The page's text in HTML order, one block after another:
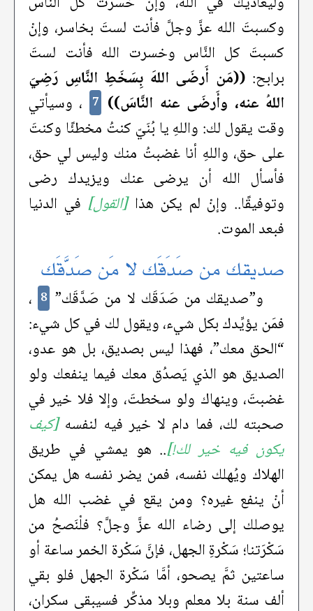
وكسبتَ الله عزَّ وجلَّ فأنت لستَ بخاسر، وإنْ
كسبتَ كل النَّاس وخسرت الله فأنت لستَ
برابح: ((مَن أَرضَى اللهَ بِسَخَطِ النَّاسِ رَضِيَ
اللهُ عنه، وأَرضَى عنه النَّاسَ)) 7 ، وسيأتي
وقت يقول لك: واللهِ يا بُنَيّ كنتُ مخطئًا وكنتَ
على حق، واللهِ أنا غضبتُ منك وليس لي حق،
فأسأل الله أن يرضى عنك ويزيدك رضى
وتوفيقًا.. وإنْ لم يكن هذا[القول] في الدنيا
فبعد الموت.
صديقك من صَدَقَك لا مَن صَدَّقَك
و”صديقك من صَدَقَك لا من صَدَّقَك” 8 ،
فمَن يؤيِّدك بكل شيء، ويقول لك في كل شيء:
“الحق معك”، فهذا ليس بصديق، بل هو عدو،
الصديق هو الذي يَصدُق معك فيما ينفعك ولو
غضبتَ، وينهاك ولو سخطتَ، وإلا فلا خير في
صحبته لك، فما دام لا خير فيه لنفسه[كيف
يكون فيه خير لك!].. هو يمشي في طريق
الهلاك ويُهلك نفسه، فمن يضر نفسه هل يمكن
أنْ ينفع غيره؟ ومن يقع في غضب الله هل
يوصلك إلى رضاء الله عزَّ وجلَّ؟ فلْنَصحُ من
سَكْرَتنا؛ سَكْرةِ الجهل، فإنَّ سَكْرة الخمر ساعة أو
ساعتين ثمَّ يصحو، أمَّا سَكْرة الجهل فلو بقي
ألف سنة بلا معلم وبلا مذكِّر فسيبقى سكران،